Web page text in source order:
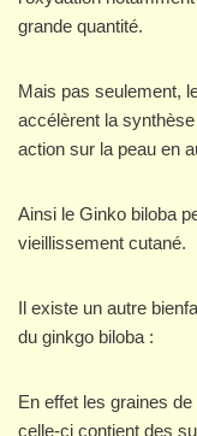
grande quantité.
Mais pas seulement,
accélèrent la
action sur la peau en
Ainsi le Ginko biloba
vieillissement cutané.
Il existe un autre
du ginkgo biloba :
En effet les graines
celle-ci contient des